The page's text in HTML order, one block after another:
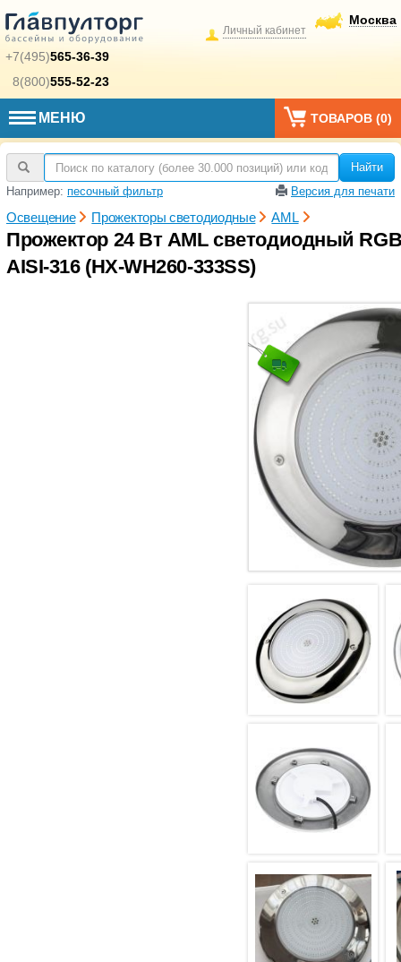
+7(495)565-36-39
8(800)555-52-23
Москва
Личный кабинет
МЕНЮ ТОВАРОВ (0)
Найти
Например: песочный фильтр Версия для печати
Освещение Прожекторы светодиодные AML
Прожектор 24 Вт AML светодиодный
AISI-316 (HX-WH260-333SS)